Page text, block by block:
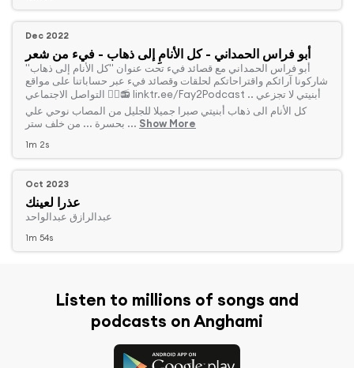
Dec 2022
أبو فراس الحمداني - كل الأنامِ إلى ذهاب - فيء من شعر
‏أبو فراس الحمداني مع قصائد فيء تحت عنوان "كل الأنام إلى ذهاب"
شاركونا آرائكم واقتراحاتكم لحلقات وقصائد فيء عبر حساباتنا على مواقع
التواصل الاجتماعي 👇🏻📻 linktr.ee/Fay2Podcast أبنيتي لا تجزعي ..
كل الأنام الى ذهاب أبنيتي صبرا جميلا للجليل من المصاب نوحي علي
بحسرة ... من خلف ستر ... Show More
1m 2s
Oct 2023
عذرا لعينك
‏عبدالرازق عبدالواحد
1m 54s
Listen to millions of songs and
podcasts on Anghami